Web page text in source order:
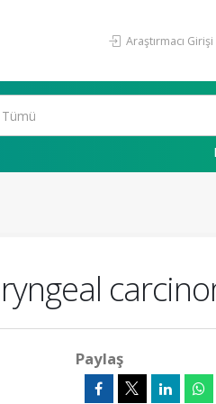
Araştırmacı Girişi
Paylaş